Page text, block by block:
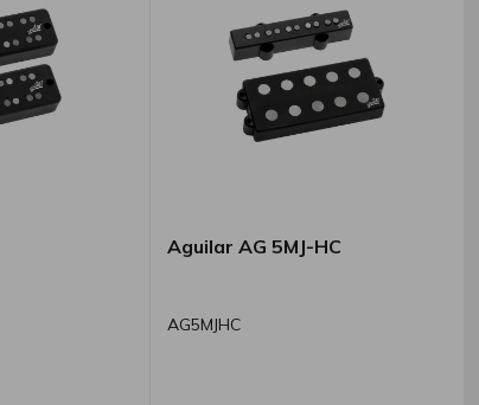
Aguilar AG 5MJ-HC
AG5MJHC